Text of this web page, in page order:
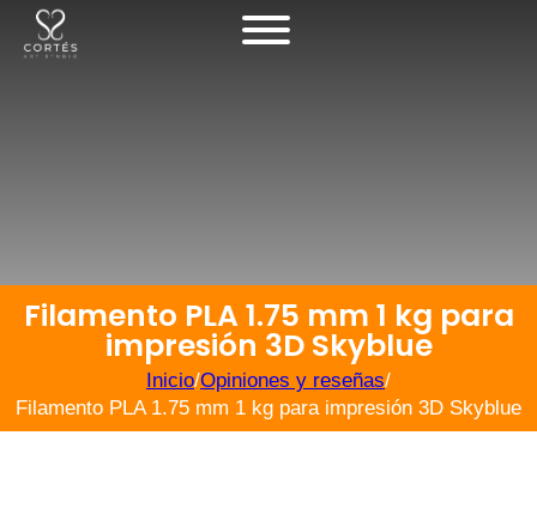
Filamento PLA 1.75 mm 1 kg para
impresión 3D Skyblue
Inicio/Opiniones y reseñas/
Filamento PLA 1.75 mm 1 kg para impresión 3D Skyblue